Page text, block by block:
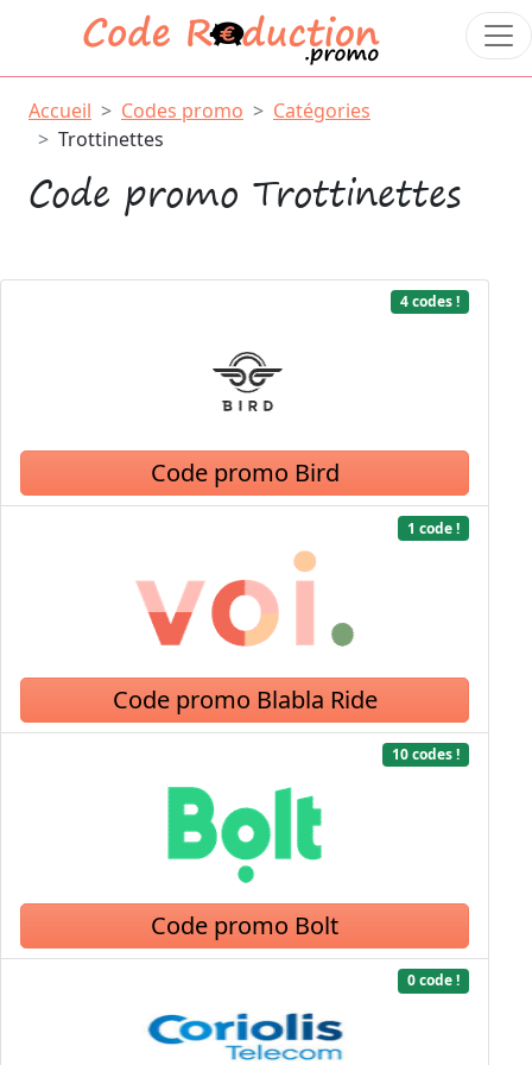
Accueil Codes promo
Catégories
Trottinettes
Code promo Trottinettes
4 codes !
Code promo Bird
1 code !
Code promo Blabla Ride
10 codes !
Code promo Bolt
0 code !